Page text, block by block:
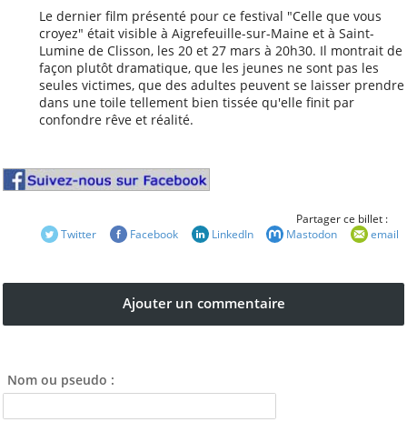
Distinctions et
hommages
Ressources
Comptes rendus
Les documents
statutaires
Vu dans la Presse
Table des matières
Le dernier film présenté pour ce festival "Celle que vous
croyez" était visible à Aigrefeuille-sur-Maine et à Saint-
Lumine de Clisson, les 20 et 27 mars à 20h30. Il montrait de
façon plutôt dramatique, que les jeunes ne sont pas les
seules victimes, que des adultes peuvent se laisser prendre
dans une toile tellement bien tissée qu'elle finit par
confondre rêve et réalité.
Partager ce billet :
Twitter
Facebook LinkedIn Mastodon email
Ajouter un commentaire
Nom ou pseudo :